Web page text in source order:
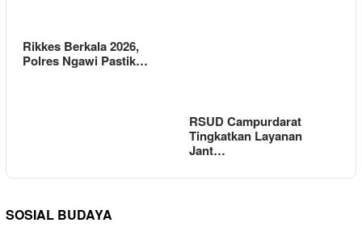
Rikkes Berkala 2026,
Polres Ngawi Pastik…
RSUD Campurdarat
Tingkatkan Layanan
Jant…
SOSIAL BUDAYA